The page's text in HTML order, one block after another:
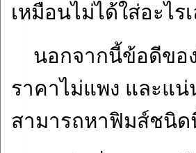
เหมือนไม่ได้ใส่อะไร
นอกจากนี้ข้อดีขอ
ราคาไม่แพง และแ
สามารถหาฟิมส์ชนิด